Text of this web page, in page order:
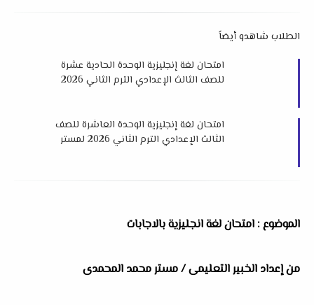
الطلاب شاهدو أيضاً
امتحان لغة إنجليزية الوحدة الحادية عشرة
للصف الثالث الإعدادي الترم الثاني 2026
امتحان لغة إنجليزية الوحدة العاشرة للصف
الثالث الإعدادي الترم الثاني 2026 لمستر
الموضوع : امتحان لغة انجليزية بالاجابات
من إعداد الخبير التعليمى / مستر محمد المحمدى